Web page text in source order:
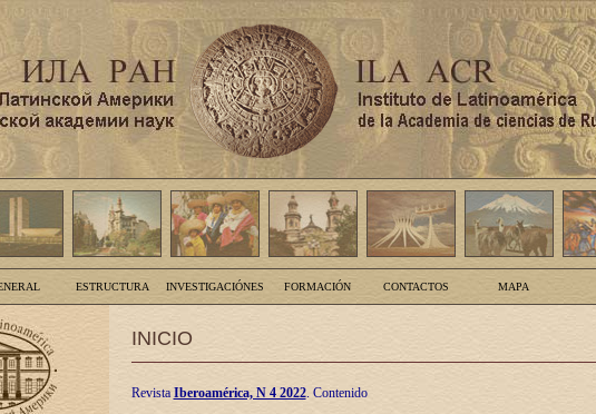
ESTRUCTURA INVESTIGACIÓNES FORMACIÓN CONTACTOS MAPA
INICIO
Revista Iberoamérica, N 4 2022. Contenido